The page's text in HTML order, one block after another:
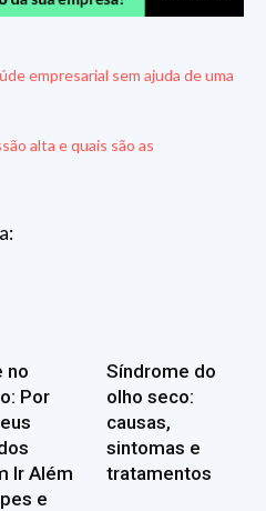
empresarial sem ajuda de uma
alta e quais são as
no
Por
Ir Além
e
Síndrome do
olho seco:
causas,
sintomas e
tratamentos